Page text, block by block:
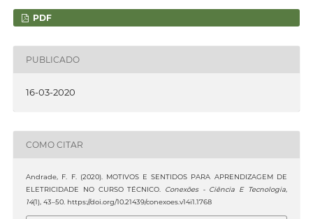
PDF
PUBLICADO
16-03-2020
COMO CITAR
Andrade, F. F. (2020). MOTIVOS E SENTIDOS PARA APRENDIZAGEM DE
ELETRICIDADE NO CURSO TÉCNICO. Conexões - Ciência E Tecnologia,
14(1), 43–50. https://doi.org/10.21439/conexoes.v14i1.1768